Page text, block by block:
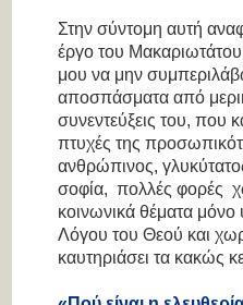
Στην σύντομη αυτή
έργο του
μου να μην
αποσπάσματα από
συνεντεύξεις του, που
πτυχές της
ανθρώπινος,
σοφία, πολλές φορές
κοινωνικά θέματα
Λόγου του Θεού και
καυτηριάσει τα κακώς